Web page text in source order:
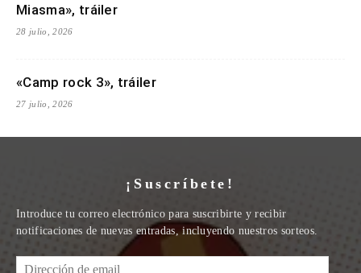
Miasma», tráiler
28 julio, 2026
«Camp rock 3», tráiler
27 julio, 2026
¡Suscríbete!
Introduce tu correo electrónico para suscribirte y recibir
notificaciones de nuevas entradas, incluyendo nuestros sorteos.
Dirección